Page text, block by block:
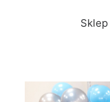
Sklep